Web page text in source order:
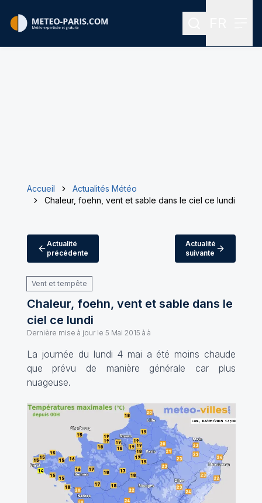
Rechercher
Accueil
Actualités Météo
Chaleur, foehn, vent et sable dans le ciel ce lundi
Actualité
précédente
Actualité
suivante
Vent et tempête
Chaleur, foehn, vent et sable dans le
ciel ce lundi
Dernière mise à jour le 5 Mai 2015 à à
La journée du lundi 4 mai a été moins chaude
que prévu de manière générale car plus
nuageuse.